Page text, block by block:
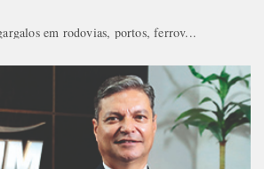
em rodovias, portos, ferrov...